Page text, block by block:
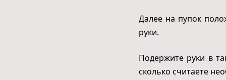
Далее на пупок
руки.
Подержите руки в
сколько считаете